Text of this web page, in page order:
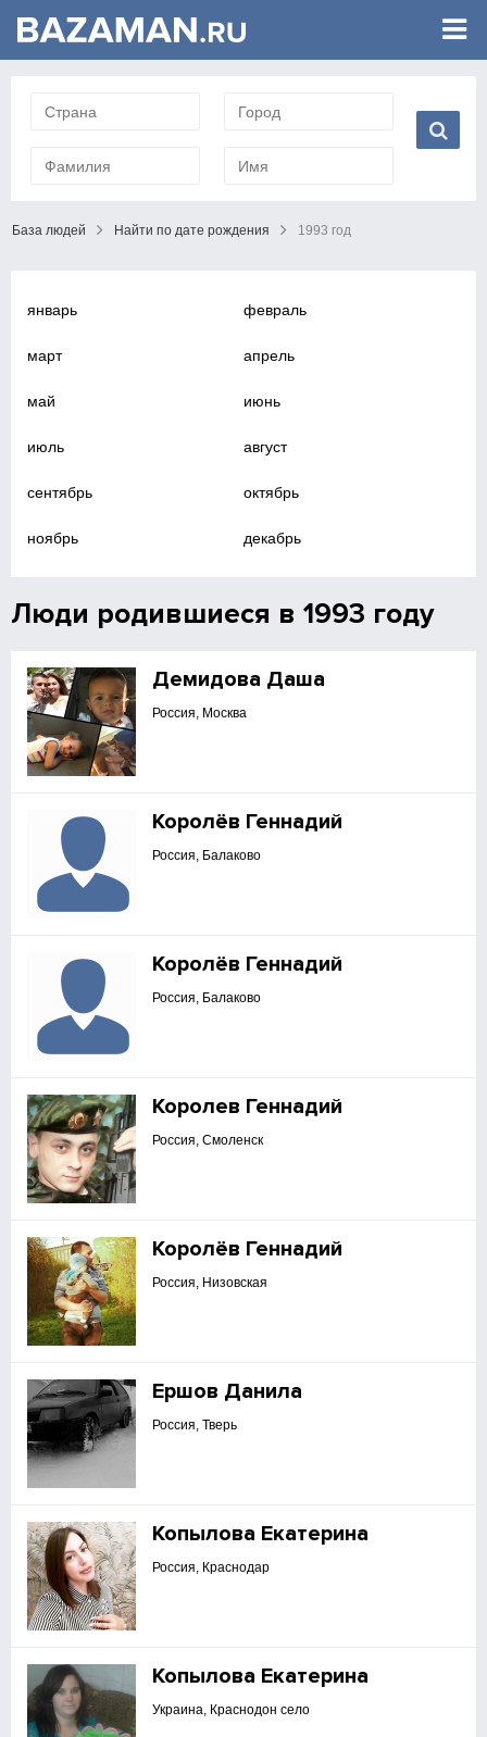
База людей Найти по дате рождения 1993 год
январь февраль
март апрель
май июнь
июль август
сентябрь октябрь
ноябрь декабрь
Люди родившиеся в 1993 году
Демидова Даша
Россия, Москва
Королёв Геннадий
Россия, Балаково
Королёв Геннадий
Россия, Балаково
Королев Геннадий
Россия, Смоленск
Королёв Геннадий
Россия, Низовская
Ершов Данила
Россия, Тверь
Копылова Екатерина
Россия, Краснодар
Копылова Екатерина
Украина, Краснодон село